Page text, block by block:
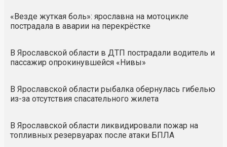
«Везде жуткая боль»: ярославна на мотоцикле
пострадала в аварии на перекрёстке
В Ярославской области в ДТП пострадали водитель и
пассажир опрокинувшейся «Нивы»
В Ярославской области рыбалка обернулась гибелью
из-за отсутствия спасательного жилета
В Ярославской области ликвидировали пожар на
топливных резервуарах после атаки БПЛА